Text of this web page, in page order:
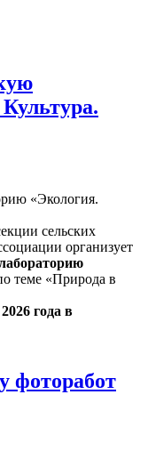
сельских
организует
теме «Природа в
года в
фоторабот